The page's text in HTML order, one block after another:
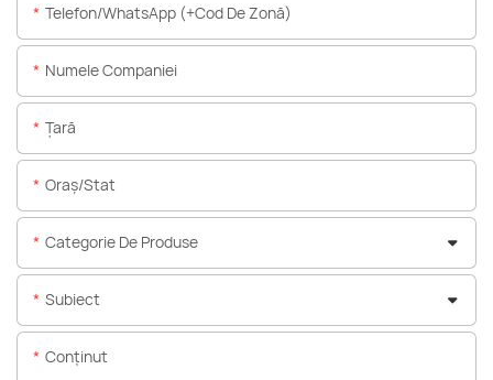
Telefon/WhatsApp (+Cod De Zonă)
Numele Companiei
Ţară
Oraș/stat
Categorie De Produse
Subiect
Conţinut